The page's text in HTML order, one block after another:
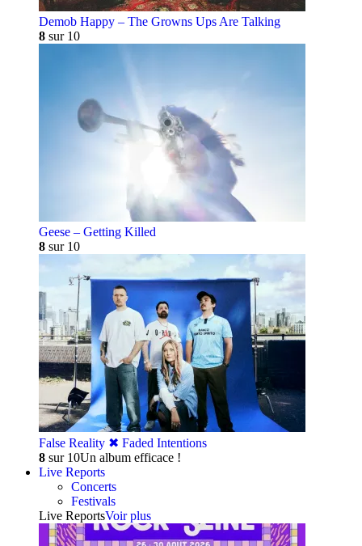
Demob Happy – The Growns Ups Are Talking
8 sur 10
Geese – Getting Killed
8 sur 10
False Reality ✖︎ Faded Intentions
8 sur 10Un album efficace !
Live Reports
Concerts
Festivals
Live ReportsVoir plus